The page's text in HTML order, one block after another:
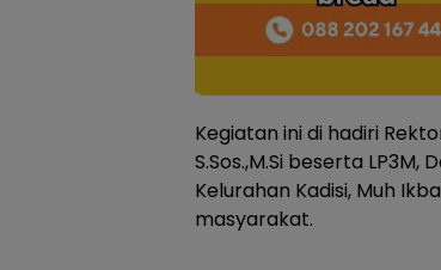
Kegiatan ini di hadiri
S.Sos.,M.Si beserta
Kelurahan Kadisi, Muh
masyarakat.